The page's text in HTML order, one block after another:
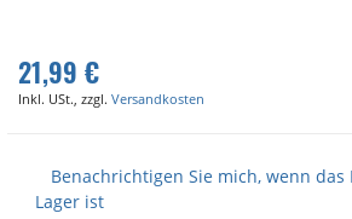
21,99 €
Inkl. USt., zzgl. Versandkosten
Benachrichtigen Sie mich, wenn
Lager ist